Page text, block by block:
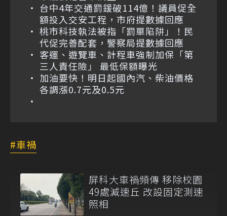
台中4年交通罰鍰破114億！議員促全
額投入交安工程，市府提數據回應
桃市科技執法被指「罰單陷阱」！民
代促完善配套，警察局提數據回應
客運、遊覽車、計程車強制加保「第
三人責任險」 最低保額曝光
加油要快！明日起國內汽、柴油價格
各調漲0.7元及0.5元
車禍
屏科大車禍頻傳 移除校園
49處減速丘 改設固定測速
照相